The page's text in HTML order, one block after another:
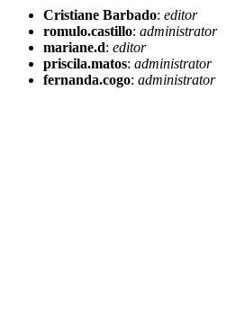
Cristiane Barbado: editor
romulo.castillo: administrator
mariane.d: editor
priscila.matos: administrator
fernanda.cogo: administrator